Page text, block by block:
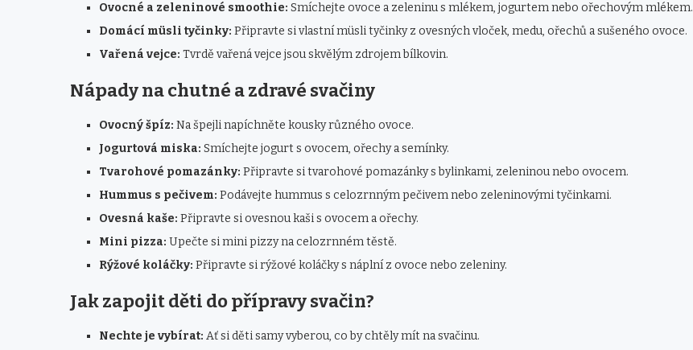
Ovocné a zeleninové smoothie: Smíchejte ovoce a zeleninu s mlékem, jogurtem nebo ořechovým mlékem.
Domácí müsli tyčinky: Připravte si vlastní müsli tyčinky z ovesných vloček, medu, ořechů a sušeného ovoce.
Vařená vejce: Tvrdě vařená vejce jsou skvělým zdrojem bílkovin.
Nápady na chutné a zdravé svačiny
Ovocný špíz: Na špejli napíchněte kousky různého ovoce.
Jogurtová miska: Smíchejte jogurt s ovocem, ořechy a semínky.
Tvarohové pomazánky: Připravte si tvarohové pomazánky s bylinkami, zeleninou nebo ovocem.
Hummus s pečivem: Podávejte hummus s celozrnným pečivem nebo zeleninovými tyčinkami.
Ovesná kaše: Připravte si ovesnou kaši s ovocem a ořechy.
Mini pizza: Upečte si mini pizzy na celozrnném těstě.
Rýžové koláčky: Připravte si rýžové koláčky s náplní z ovoce nebo zeleniny.
Jak zapojit děti do přípravy svačin?
Nechte je vybírat: Ať si děti samy vyberou, co by chtěly mít na svačinu.